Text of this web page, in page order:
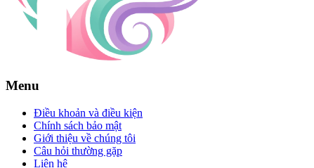
Menu
Điều khoản và điều kiện
Chính sách bảo mật
Giới thiệu về chúng tôi
Câu hỏi thường gặp
Liên hệ